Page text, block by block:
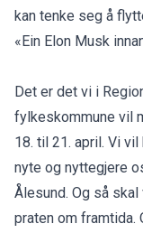
kan tenke seg å
«Ein Elon Musk
Det er det vi i
fylkeskommune vil
18. til 21. april. Vi
nyte og nyttegjere
Ålesund. Og så
praten om framtida.